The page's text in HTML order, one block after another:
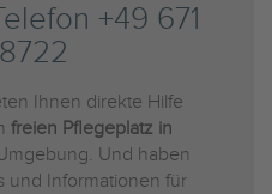
+49 671
Ihnen direkte Hilfe
freien Pflegeplatz in
Und haben
und Informationen für